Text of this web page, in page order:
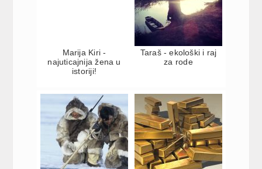
Marija Kiri -
najuticajnija žena u
istoriji!
Taraš - ekološki i raj
za rode